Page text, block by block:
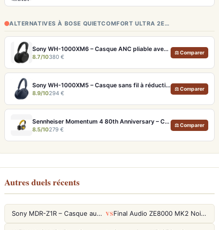
ALTERNATIVES À BOSE QUIETCOMFORT ULTRA 2E…
Sony WH-1000XM6 – Casque ANC pliable avec son amélioré et égaliseur réglable
8.7/10380 €
⚖ Comparer
Sony WH-1000XM5 – Casque sans fil à réduction de bruit active et Hi-Res LDAC
8.9/10294 €
⚖ Comparer
Sennheiser Momentum 4 80th Anniversary – Casque Bluetooth édition limitée 60h
8.5/10279 €
⚖ Comparer
Autres duels récents
Sony MDR-Z1R – Casque audiophile fermé haute résolution VS Final Audio ZE8000 MK2 Noir – Écouteurs True Wireless audiophiles 8K Sound